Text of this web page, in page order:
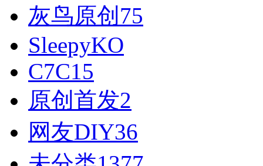
灰鸟原创75
SleepyKO
C7C15
原创首发2
网友DIY36